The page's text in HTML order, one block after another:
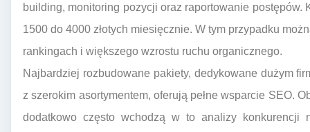
building, monitoring pozycji oraz raportowanie
1500 do 4000 złotych miesięcznie. W tym przypadku
rankingach i większego wzrostu ruchu organicznego.
Najbardziej rozbudowane pakiety, dedykowane dużym
z szerokim asortymentem, oferują pełne wsparcie SEO.
dodatkowo często wchodzą w to analizy konkurencji